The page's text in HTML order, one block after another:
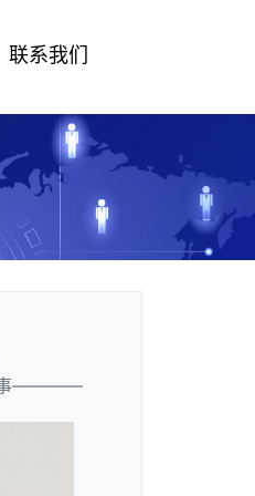
联系我们
事————